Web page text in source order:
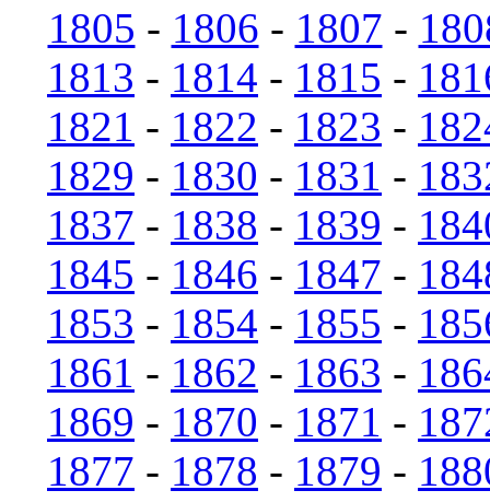
1805 - 1806 - 1807 -
1813 - 1814 - 1815 -
1821 - 1822 - 1823 -
1829 - 1830 - 1831 -
1837 - 1838 - 1839 -
1845 - 1846 - 1847 -
1853 - 1854 - 1855 -
1861 - 1862 - 1863 -
1869 - 1870 - 1871 -
1877 - 1878 - 1879 -